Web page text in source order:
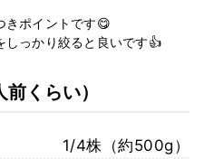
きポイントです😋
しっかり絞ると良いです👍
くらい）
1/4株（約500g）